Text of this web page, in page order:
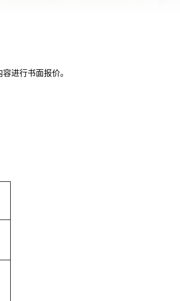
进行书面报价。